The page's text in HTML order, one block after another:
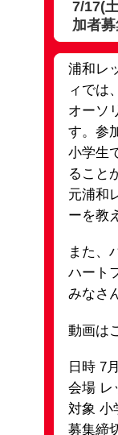
7/17(
加者
浦和レ
ィでは
オーソ
す。参
小学生
ること
元浦和
ーを教
また、
ハート
みなさ
動画は
日時 7
会場 レ
対象 小
募集締